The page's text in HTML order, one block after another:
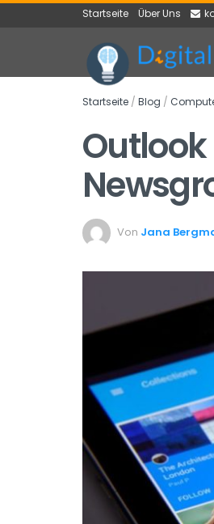
Startseite Über Uns
Startseite / Blog /
Von Jana